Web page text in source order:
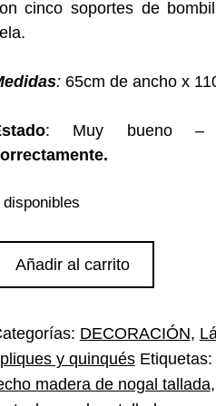
cinco soportes de
:65cm de ancho x
: Muy bueno
disponibles
Añadir al carrito
DECORACIÓN,
y quinqués Etiquetas:
madera de nogal tallada,